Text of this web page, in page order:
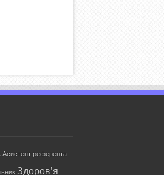
Асистент референта
Здоров'я